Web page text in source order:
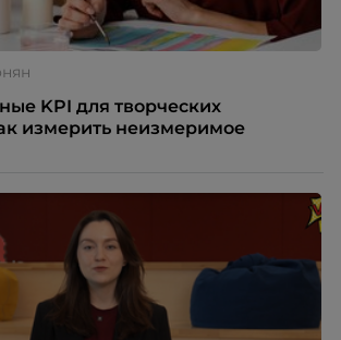
KPI для творческих
измерить неизмеримое